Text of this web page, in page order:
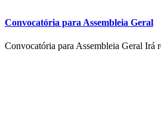
Convocatória para Assembleia Geral
Convocatória para Assembleia Geral Irá